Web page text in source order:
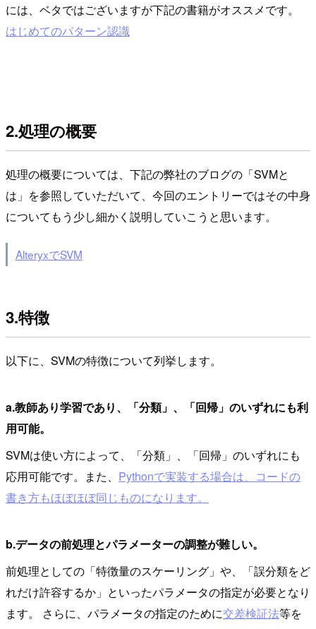
には、ベタではございますが下記の書籍がオススメです。
はじめてのパターン認識
2.処理の概要
処理の概要については、下記の弊社のブログの「SVMと
は」を参照していただいて、今回のエントリーではその中身
についてもう少し細かく説明していこうと思います。
AlteryxでSVM
3.特徴
以下に、SVMの特徴について列挙します。
a.教師あり学習であり、「分類」、「回帰」のいずれにも利
用可能。
SVMは使い方によって、「分類」、「回帰」のいずれにも
応用可能です。また、 Pythonで実装する場合は、コードの
書き方もほぼほぼ同じものになります。
b.データの前処理とパラメーターの調整が難しい。
前処理としての「特徴量のスケーリング」や、「誤分類をど
れだけ許容するか」といったパラメータの指定が必要となり
ます。 さらに、パラメータの指定のために交差検証法等を